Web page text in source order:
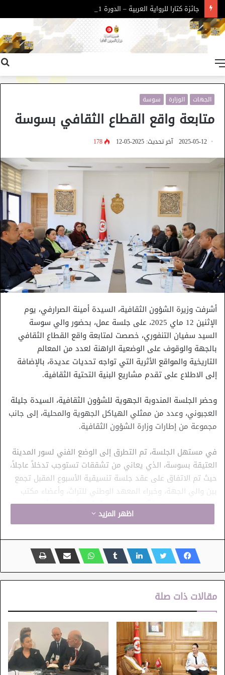
جائزة كتارا للرواية العربية – الدورة 11
الجهات الوزارة سوسة
متابعة واقع القطاع الثقافي بسوسة
2025-05-12 آخر تحديث: 2025-05-12 178
أشرفت وزيرة الشؤون الثقافية، السيدة أمينة الصرارفي، يوم
الإثنين 12 ماي 2025، على جلسة عمل، بحضور والي سوسة
السيد سفيان التنفوري، خصصت لمتابعة واقع القطاع الثقافي
بالجهة والوقوف على الوضعية الراهنة لعدد من المعالم
التاريخية والمواقع الأثرية التي تواجه تحديات عديدة، بالإضافة
إلى الاطلاع على تقدم مشاريع البنية التحتية الثقافية.
وحضر الجلسة المندوبة الجهوية للشؤون الثقافية، السيدة جليلة
العجبوني، وعدد من ممثلي الهياكل الجهوية والمحلية، إلى جانب
مجموعة من إطارات وزارة الشؤون الثقافية.
في مستهل الجلسة، تم التطرق إلى الوضع الفني لسور المدينة
العتيقة بسوسة، الذي يعاني من تشققات تستوجب تدخلاً عاجلاً،
حيث تم الاتفاق على عقد جلسة تنسيقية الأسبوع المقبل تجمع
بين والي الجهة، وخبراء المعهد الوطني للتراث، وأعضاء مكتب
الدراسات الفنية المكلّف بإنجاز دراسة شاملة لتحديد أسباب
التصدع وتقديم مقترحات عملية لأعمال الترميم والصيانة.
وتناول اللقاء واقع عدد من المشاريع التراثية الأخرى، من بينها
القرية التاريخية بتكرونة والمتحف الأثري بسوسة، بالإضافة إلى
تقدم الأشغال في مشاريع البنية التحتية الثقافية، مثل دار
الثقافة بهرقلة التي سيتمّ افتتاحها في شهر جوان، والمركب
الثقافي بسوسة الذي من المنتظر دخوله حيز الاستغلال في
شهر جويلية المقبل. كما تم استعراض القسط الثاني من مركز
الفنون الدرامية والركحية وأشغال صيانة المسرح البلدي بسوسة.
وفي كلمتها، شددت وزيرة الشؤون الثقافية، السيدة أمينة
الصرارفي، على أن حماية التراث ليست مجرد واجب إداري، بل هي
اظهر المزيد
مقالات ذات صلة